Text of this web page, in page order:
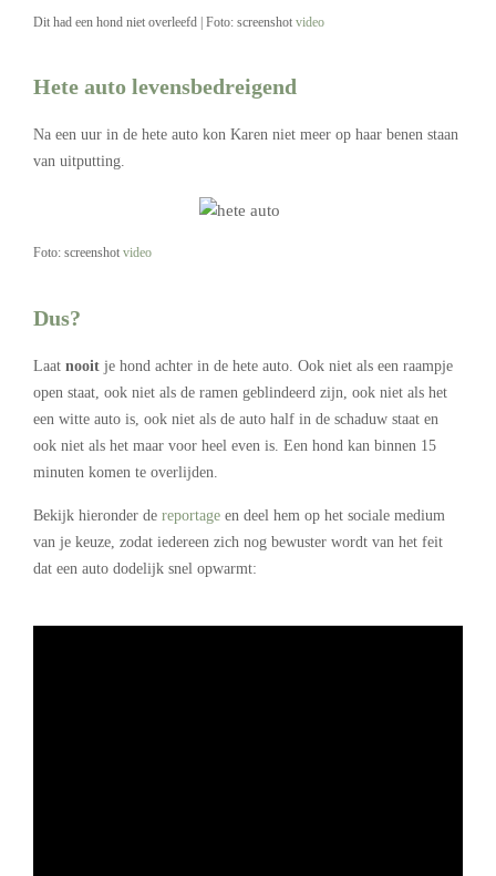
Dit had een hond niet overleefd | Foto: screenshot video
Hete auto levensbedreigend
Na een uur in de hete auto kon Karen niet meer op haar benen staan
van uitputting.
Foto: screenshot video
Dus?
Laat nooit je hond achter in de hete auto. Ook niet als een raampje
open staat, ook niet als de ramen geblindeerd zijn, ook niet als het
een witte auto is, ook niet als de auto half in de schaduw staat en
ook niet als het maar voor heel even is. Een hond kan binnen 15
minuten komen te overlijden.
Bekijk hieronder de reportage en deel hem op het sociale medium
van je keuze, zodat iedereen zich nog bewuster wordt van het feit
dat een auto dodelijk snel opwarmt: